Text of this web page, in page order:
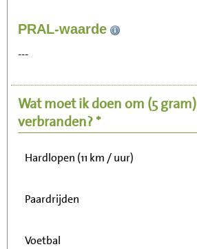
PRAL-waarde
---
Wat moet ik doen om (5 gram)
verbranden? *
Zitten, tv kijken
Wandelen (5 km/uur)
Hardlopen (11 km / uur)
Paardrijden
Voetbal